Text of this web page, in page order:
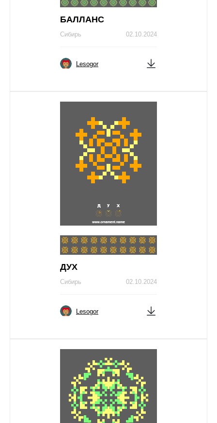
БAЛЛAНС
02.10.2024
Сибирь
Lesogor
ДУХ
02.10.2024
Сибирь
Lesogor